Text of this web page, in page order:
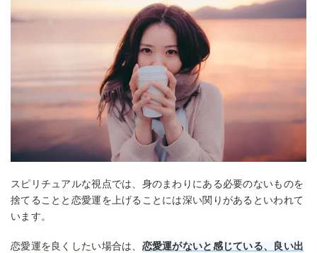
スピリチュアルな視点では、身のまわりにある必要のないものを
捨てることと恋愛運を上げることには深い関りがあるといわれて
います。
恋愛運を良くしたい場合は、 恋愛運がないと感じている、良い出